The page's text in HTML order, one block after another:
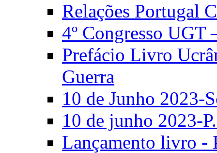
Relações Portugal
4º Congresso UGT
Prefácio Livro
Guerra
10 de Junho 2023-
10 de junho 2023-
Lançamento livro -